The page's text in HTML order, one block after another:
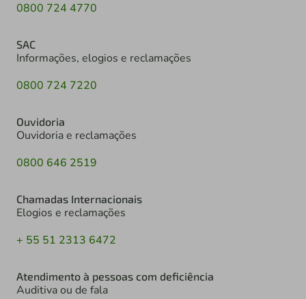
0800 724 4770
SAC
Informações, elogios e reclamações
0800 724 7220
Ouvidoria
Ouvidoria e reclamações
0800 646 2519
Chamadas Internacionais
Elogios e reclamações
+ 55 51 2313 6472
Atendimento à pessoas com deficiência
Auditiva ou de fala